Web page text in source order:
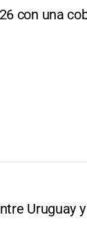
con una
Uruguay